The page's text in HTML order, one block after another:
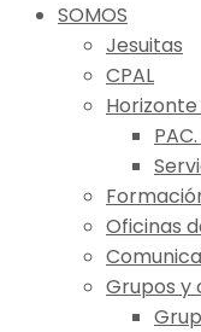
SOMOS
Jesuitas
CPAL
Oficinas
Grupos y